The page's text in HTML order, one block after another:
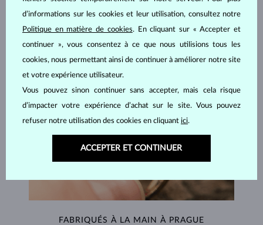
FABRIQUÉS À LA MAIN À PRAGUE
d’informations sur les cookies et leur utilisation, consultez notre
Politique en matière de cookies. En cliquant sur « Accepter et
continuer », vous consentez à ce que nous utilisions tous les
cookies, nous permettant ainsi de continuer à améliorer notre site
et votre expérience utilisateur.
Vous pouvez sinon continuer sans accepter, mais cela risque
d’impacter votre expérience d’achat sur le site. Vous pouvez
refuser notre utilisation des cookies en cliquant ici.
ACCEPTER ET CONTINUER